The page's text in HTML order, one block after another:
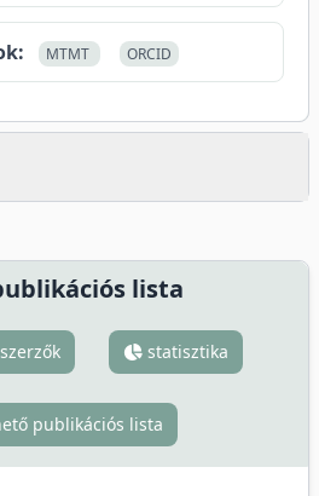
MTMT ORCID
lista
statisztika
publikációs lista